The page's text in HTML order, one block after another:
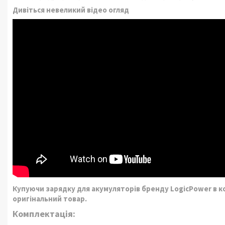
Дивіться невеликий відео огляд
Купуючи зарядку для акумуляторів бренду LogicPower в
оригінальний товар.
Комплектація: